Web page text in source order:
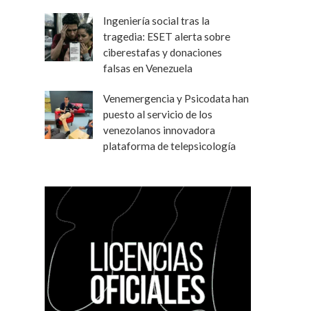
Ingeniería social tras la
tragedia: ESET alerta sobre
ciberestafas y donaciones
falsas en Venezuela
Venemergencia y Psicodata han
puesto al servicio de los
venezolanos innovadora
plataforma de telepsicología